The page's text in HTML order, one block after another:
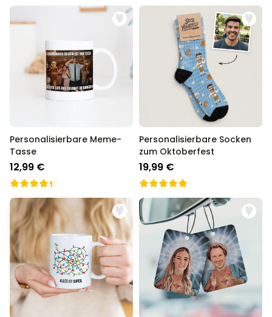
Personalisierbare Meme-
Tasse
12,99 €
Personalisierbare Socken
zum Oktoberfest
19,99 €